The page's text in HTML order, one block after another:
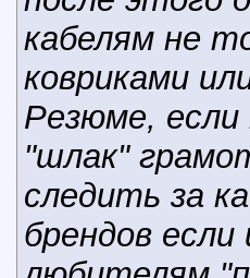
кабелям не
ковриками
Резюме,
"шлак"
следить за
брендов